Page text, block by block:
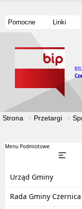
Pomocne Linki
Strona Przetargi
Menu Podmiotowe
Urząd Gminy
Rada Gminy Czernica